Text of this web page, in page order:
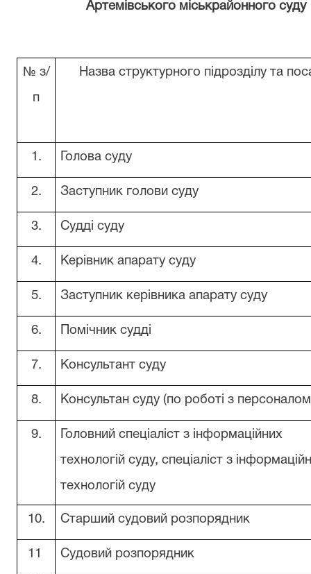
Артемівського міськрайонного суду
№ з/
п
Назва структурного підрозділу та
1. Голова суду
2. Заступник голови суду
3. Судді суду
4. Керівник апарату суду
5. Заступник керівника апарату суду
6. Помічник судді
7. Консультант суду
8. Консультан суду (по роботі з
9. Головний спеціаліст з інформаційних
технологій суду, спеціаліст з
технологій суду
10. Старший судовий розпорядник
11 Судовий розпорядник